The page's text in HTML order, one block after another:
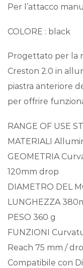
Per l’attacco
COLORE : black
Progettato per la
Creston 2.0 in
piastra anteriore
per offrire
RANGE OF USE
MATERIALI
GEOMETRIA
120mm drop
DIAMETRO DEL
LUNGHEZZA
PESO 360 g
FUNZIONI
Reach 75 mm /
Compatibile con